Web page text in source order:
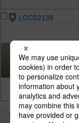
LGC52139
全て